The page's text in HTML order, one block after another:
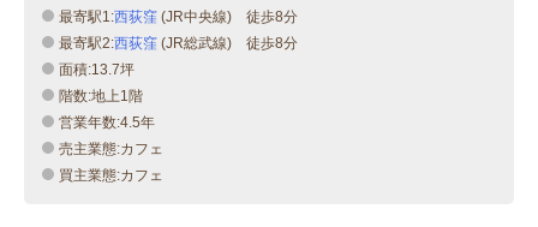
最寄駅1:西荻窪 (JR中央線) 徒歩8分
最寄駅2:西荻窪 (JR総武線) 徒歩8分
面積:13.7坪
階数:地上1階
営業年数:4.5年
売主業態:カフェ
買主業態:カフェ